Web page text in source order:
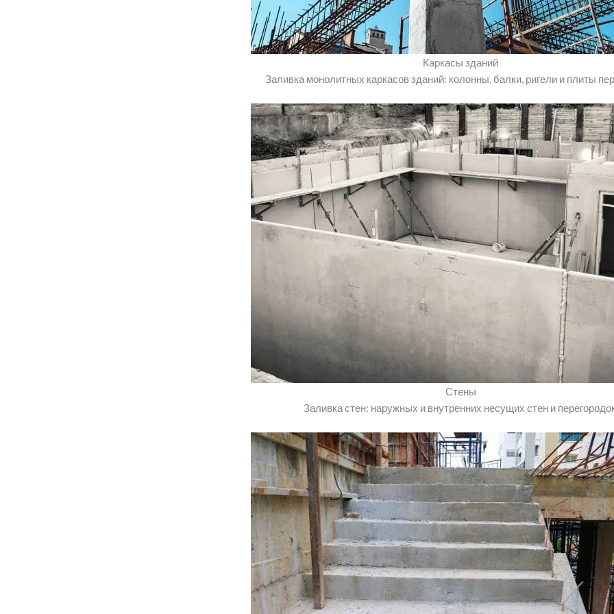
Каркасы зданий
Заливка монолитных каркасов зданий: колонны, балки, ригели и плиты
Стены
Заливка стен: наружных и внутренних несущих стен и